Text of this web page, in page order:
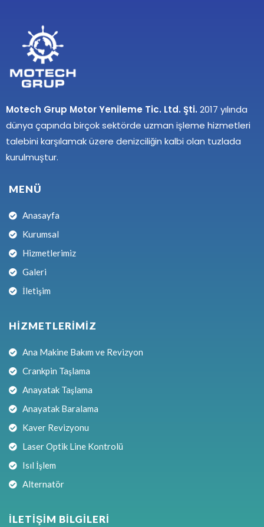
Motech Grup Motor Yenileme Tic. Ltd. Şti. 2017 yılında
dünya çapında birçok sektörde uzman işleme hizmetleri
talebini karşılamak üzere denizciliğin kalbi olan tuzlada
kurulmuştur.
MENÜ
Anasayfa
Kurumsal
Hizmetlerimiz
Galeri
İletişim
HİZMETLERİMİZ
Ana Makine Bakım ve Revizyon
Crankpin Taşlama
Anayatak Taşlama
Anayatak Baralama
Kaver Revizyonu
Laser Optik Line Kontrolü
Isıl İşlem
Alternatör
İLETİŞİM BİLGİLERİ